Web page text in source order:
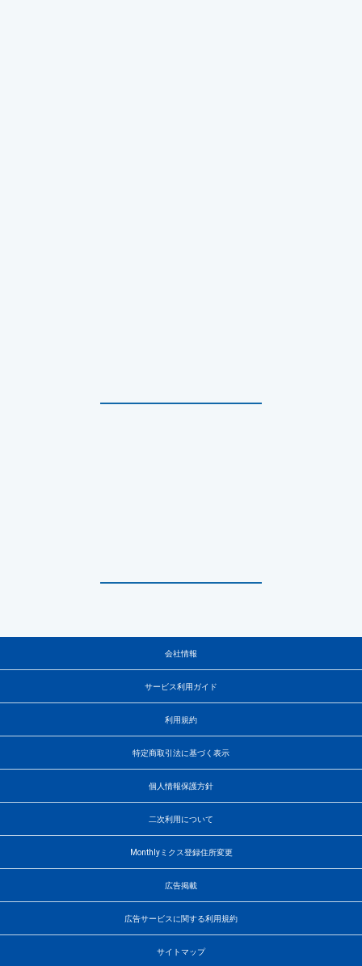
会社情報
サービス利用ガイド
利用規約
特定商取引法に基づく表示
個人情報保護方針
二次利用について
Monthlyミクス登録住所変更
広告掲載
広告サービスに関する利用規約
サイトマップ